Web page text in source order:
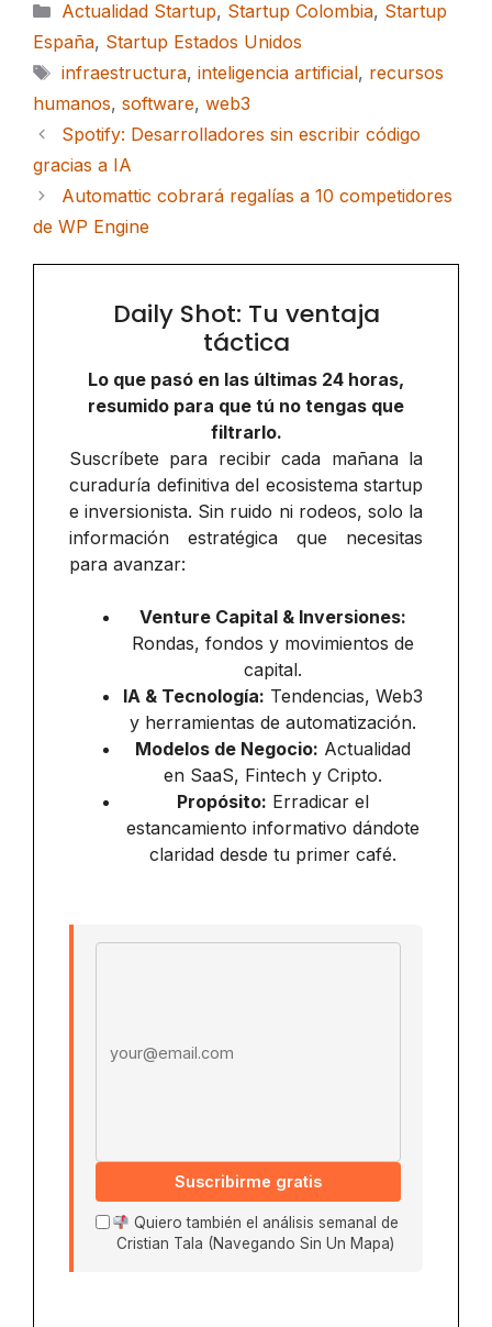
Categorías
Actualidad Startup, Startup Colombia, Startup
España, Startup Estados Unidos
Etiquetas
infraestructura, inteligencia artificial, recursos
humanos, software, web3
Spotify: Desarrolladores sin escribir código
gracias a IA
Automattic cobrará regalías a 10 competidores
de WP Engine
Daily Shot: Tu ventaja
táctica
Lo que pasó en las últimas 24 horas,
resumido para que tú no tengas que
filtrarlo.
Suscríbete para recibir cada mañana la
curaduría definitiva del ecosistema startup
e inversionista. Sin ruido ni rodeos, solo la
información estratégica que necesitas
para avanzar:
Venture Capital & Inversiones:
Rondas, fondos y movimientos de
capital.
IA & Tecnología: Tendencias, Web3
y herramientas de automatización.
Modelos de Negocio: Actualidad
en SaaS, Fintech y Cripto.
Propósito: Erradicar el
estancamiento informativo dándote
claridad desde tu primer café.
Suscribirme gratis
Quiero también el análisis semanal de
Cristian Tala (Navegando Sin Un Mapa)